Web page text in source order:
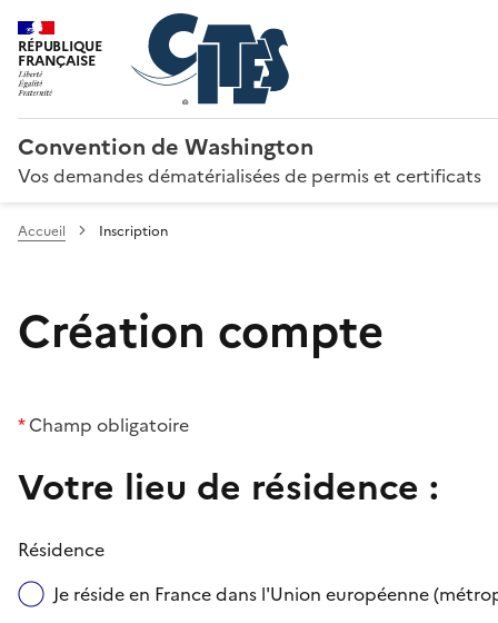
RÉPUBLIQUE
FRANÇAISE
Convention de Washington
Vos demandes dématérialisées de permis et certificats
Accueil Inscription
Création compte
*Champ obligatoire
Votre lieu de résidence :
Résidence
Je réside en France dans l'Union européenne